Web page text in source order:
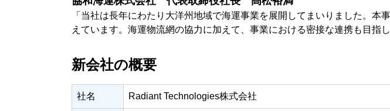
「当社は長年にわたり大洋州地域で海運事業を展開してまいりました。
えています。海運物流網の協力に加えて、事業における密接な連携も目指
新会社の概要
社名 Radiant Technologies株式会社